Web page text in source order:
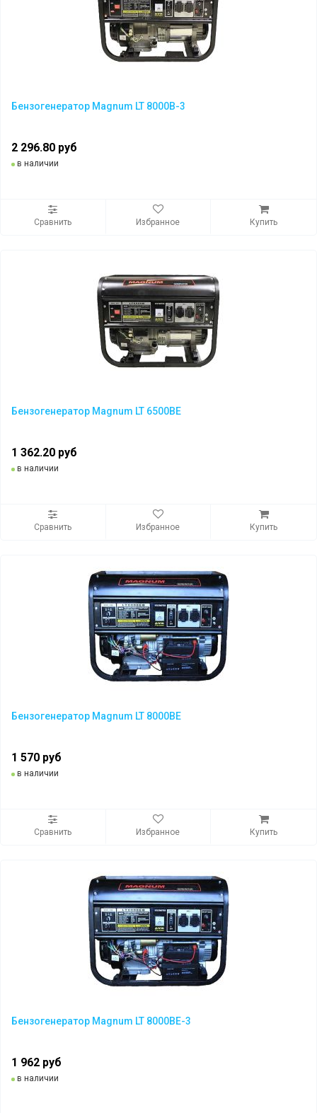
Бензогенератор Magnum LT 8000B-3
2 296.80 руб
в наличии
Сравнить Избранное Купить
Бензогенератор Magnum LT 6500BE
1 362.20 руб
в наличии
Сравнить Избранное Купить
Бензогенератор Magnum LT 8000BE
1 570 руб
в наличии
Сравнить Избранное Купить
Бензогенератор Magnum LT 8000BE-3
1 962 руб
в наличии